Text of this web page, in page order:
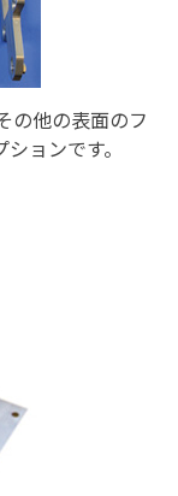
の他の表面のフ
ョンです。